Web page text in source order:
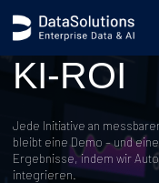
KI-ROI
Jede Initiative an
bleibt eine Demo – und
Ergebnisse, indem wir
integrieren.